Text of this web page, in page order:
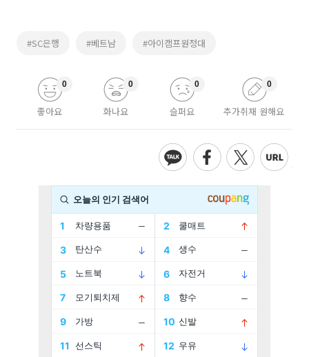
#SC은행 #베트남 #아이캠프원정대
좋아요
0
화나요
0
슬퍼요
0
추가취재 원해요
0